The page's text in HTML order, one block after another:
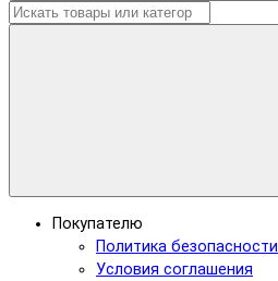
Покупателю
Политика безопасности
Условия соглашения